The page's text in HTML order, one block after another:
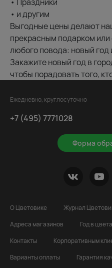
• и другим
Выгодные цены делают
прекрасным подарком
любого повода: новый год
Закажите новый год в
чтобы порадовать того,
Ежедневно, круглосуточно
+7 (495) 7771028
Форма
О Цветовике Журнал
Адреса магазинов
Год в
Контакты
Корпоративным
Варианты оплаты
Гарантия